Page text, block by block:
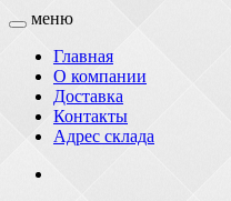
меню
Главная
О компании
Доставка
Контакты
Адрес склада